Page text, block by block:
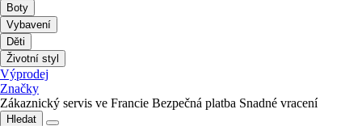
Boty
Vybavení
Děti
Životní styl
Výprodej
Značky
Zákaznický servis ve Francie Bezpečná platba Snadné vracení
Hledat